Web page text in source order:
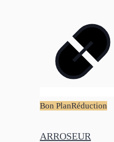
Bon PlanRéduction
ARROSEUR